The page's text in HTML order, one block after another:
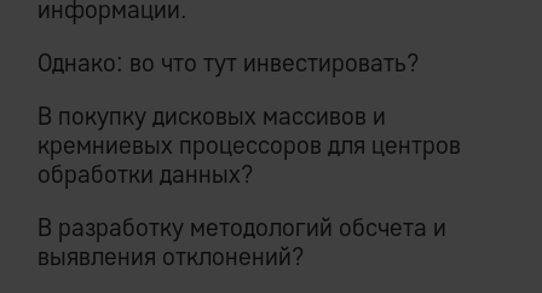
информации.
Однако: во что тут инвестировать?
В покупку дисковых массивов и
кремниевых процессоров для центров
обработки данных?
В разработку методологий обсчета и
выявления отклонений?